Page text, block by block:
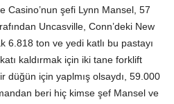
Casino’nun şefi Lynn Mansel, 57
Uncasville, Conn’deki New
6.818 ton ve yedi katlı bu pastayı
kaldırmak için iki tane forklift
düğün için yaplmış olsaydı, 59.000
beri hiç kimse şef Mansel ve